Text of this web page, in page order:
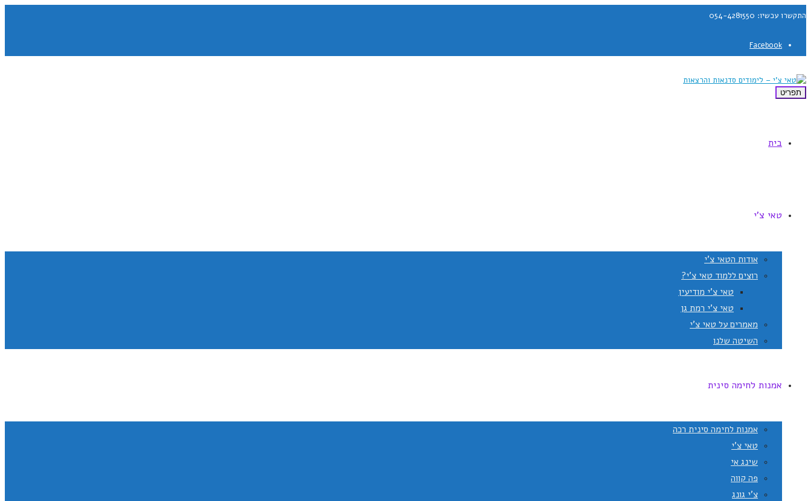
התקשרו עכשיו: 054-4281550
Facebook
תפריט
בית
טאי צ'י
אודות הטאי צ'י
רוצים ללמוד טאי צ'י?
טאי צ'י מודיעין
טאי צ'י רמת גן
מאמרים על טאי צ'י
השיטה שלנו
אמנות לחימה סינית
אמנות לחימה סינית רכה
טאי צ'י
שינג אי
פה קווה
צ'י גונג